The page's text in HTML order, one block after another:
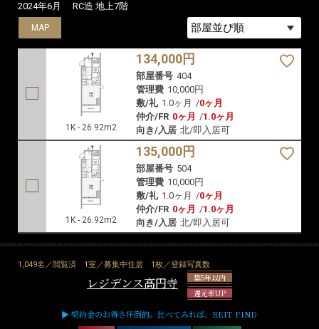
2024年6月
RC造 地上7階
MAP
1K - 26.92m2
134,000円
部屋番号 404
管理費 10,000円
敷/礼 1.0ヶ月 /0ヶ月
仲介/FR 0ヶ月 /1.0ヶ月
向き/入居 北/即入居可
MAP
1K - 26.92m2
135,000円
部屋番号 504
管理費 10,000円
敷/礼 1.0ヶ月 /0ヶ月
仲介/FR 0ヶ月 /1.0ヶ月
向き/入居 北/即入居可
1,049名／閲覧済 1室／募集中住居 1枚／登録写真数
レジデンス高円寺
築5年以内
還元率UP
▶ 契約金のお得さ圧倒的。比べてみれば、REIT FIND